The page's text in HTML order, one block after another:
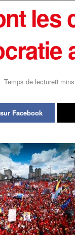
les
Temps de lecture8
Facebook